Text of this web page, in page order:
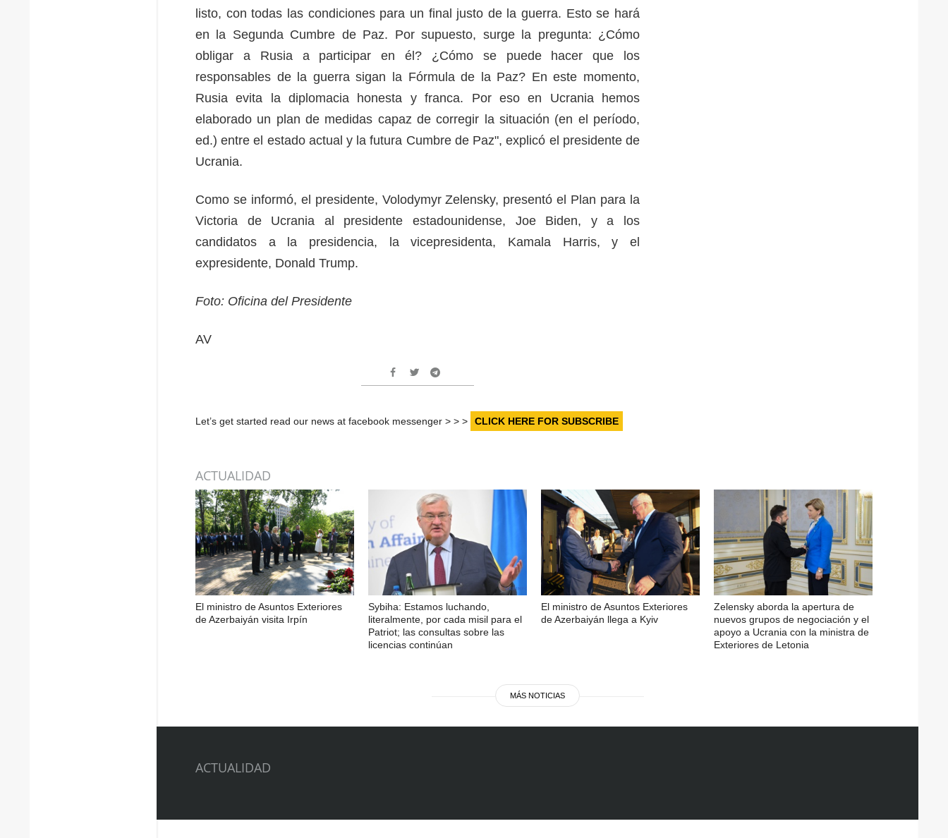
listo, con todas las condiciones para un final justo de la guerra. Esto se hará
en la Segunda Cumbre de Paz. Por supuesto, surge la pregunta: ¿Cómo
obligar a Rusia a participar en él? ¿Cómo se puede hacer que los
responsables de la guerra sigan la Fórmula de la Paz? En este momento,
Rusia evita la diplomacia honesta y franca. Por eso en Ucrania hemos
elaborado un plan de medidas capaz de corregir la situación (en el período,
ed.) entre el estado actual y la futura Cumbre de Paz", explicó el presidente de
Ucrania.
Como se informó, el presidente, Volodymyr Zelensky, presentó el Plan para la
Victoria de Ucrania al presidente estadounidense, Joe Biden, y a los
candidatos a la presidencia, la vicepresidenta, Kamala Harris, y el
expresidente, Donald Trump.
Foto: Oficina del Presidente
AV
Let’s get started read our news at facebook messenger > > > CLICK HERE FOR SUBSCRIBE
ACTUALIDAD
El ministro de Asuntos Exteriores
de Azerbaiyán visita Irpín
Sybiha: Estamos luchando,
literalmente, por cada misil para el
Patriot; las consultas sobre las
licencias continúan
El ministro de Asuntos Exteriores
de Azerbaiyán llega a Kyiv
Zelensky aborda la apertura de
nuevos grupos de negociación y el
apoyo a Ucrania con la ministra de
Exteriores de Letonia
MÁS NOTICIAS
ACTUALIDAD